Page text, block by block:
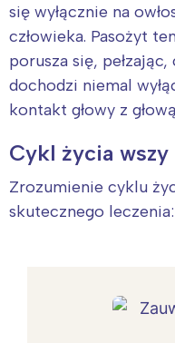
się wyłącznie na
człowieka. Pasożyt
porusza się,
dochodzi niemal
kontakt głowy z
Cykl życia wszy
Zrozumienie cyklu
skutecznego leczenia: